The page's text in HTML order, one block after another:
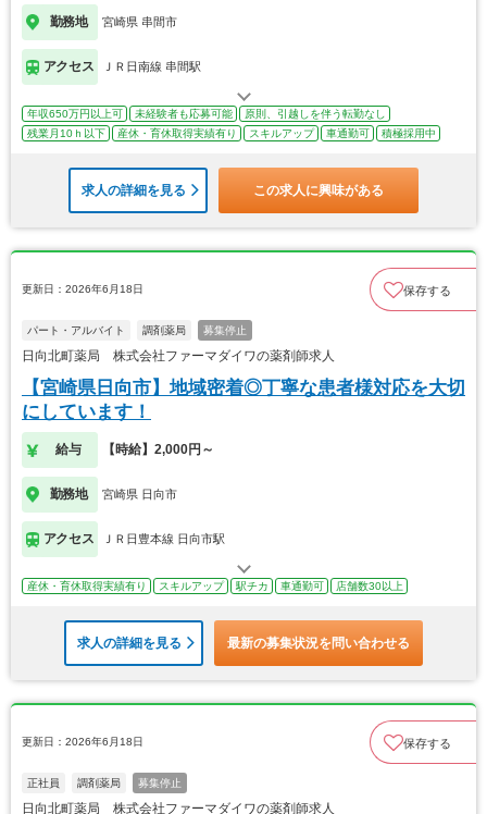
勤務地 宮崎県 串間市
アクセス ＪＲ日南線 串間駅
年収650万円以上可 未経験者も応募可能
原則、引越しを伴う転勤なし
残業月10ｈ以下
産休・育休取得実績有り スキルアップ 車通勤可 積極採用中
求人の詳細を見る この求人に興味がある
更新日：2026年6月18日 保存する
パート・アルバイト 調剤薬局 募集停止
日向北町薬局 株式会社ファーマダイワの薬剤師求人
【宮崎県日向市】地域密着◎丁寧な患者様対応を大切
にしています！
給与 【時給】2,000円～
勤務地 宮崎県 日向市
アクセス ＪＲ日豊本線 日向市駅
産休・育休取得実績有り スキルアップ 駅チカ 車通勤可 店舗数30以上
求人の詳細を見る 最新の募集状況を問い合わせる
更新日：2026年6月18日 保存する
正社員 調剤薬局 募集停止
日向北町薬局 株式会社ファーマダイワの薬剤師求人